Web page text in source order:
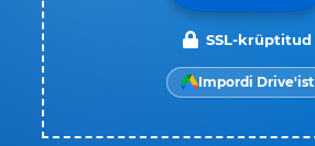
SSL-krüptitud
Impordi Drive'ist